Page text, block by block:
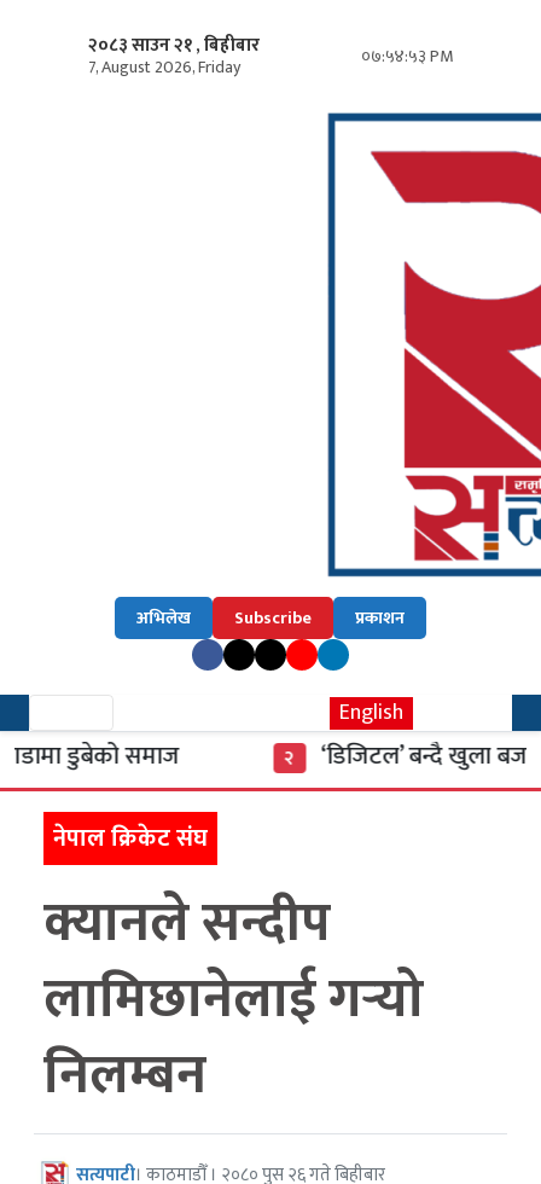
२०८३ साउन २१ , बिहीबार
7, August 2026, Friday ०७:५४:५५ PM
अभिलेख Subscribe प्रकाशन
English
डुबेको समाज
‘डिजिटल’ बन्दै खुला बजार
नेपाल क्रिकेट संघ
क्यानले सन्दीप
लामिछानेलाई गर्‍यो
निलम्बन
सत्यपाटी। काठमाडौँ । २०८० पुस २६ गते बिहीबार